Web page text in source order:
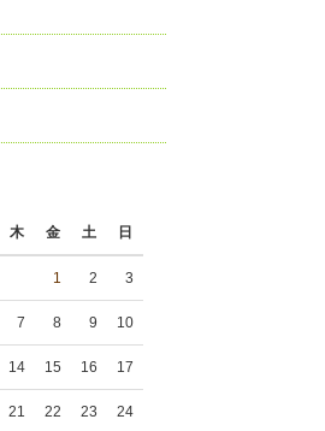
木 金 土 日
1 2 3
7 8 9 10
14 15 16 17
21 22 23 24